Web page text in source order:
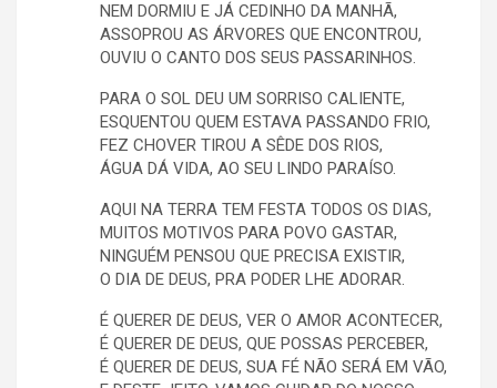
NEM DORMIU E JÁ CEDINHO DA MANHÃ,
ASSOPROU AS ÁRVORES QUE ENCONTROU,
OUVIU O CANTO DOS SEUS PASSARINHOS.
PARA O SOL DEU UM SORRISO CALIENTE,
ESQUENTOU QUEM ESTAVA PASSANDO FRIO,
FEZ CHOVER TIROU A SÊDE DOS RIOS,
ÁGUA DÁ VIDA, AO SEU LINDO PARAÍSO.
AQUI NA TERRA TEM FESTA TODOS OS DIAS,
MUITOS MOTIVOS PARA POVO GASTAR,
NINGUÉM PENSOU QUE PRECISA EXISTIR,
O DIA DE DEUS, PRA PODER LHE ADORAR.
É QUERER DE DEUS, VER O AMOR ACONTECER,
É QUERER DE DEUS, QUE POSSAS PERCEBER,
É QUERER DE DEUS, SUA FÉ NÃO SERÁ EM VÃO,